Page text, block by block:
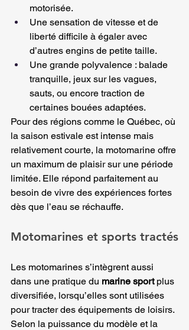
motorisée.
Une sensation de vitesse et de
liberté difficile à égaler avec
d’autres engins de petite taille.
Une grande polyvalence : balade
tranquille, jeux sur les vagues,
sauts, ou encore traction de
certaines bouées adaptées.
Pour des régions comme le Québec, où
la saison estivale est intense mais
relativement courte, la motomarine offre
un maximum de plaisir sur une période
limitée. Elle répond parfaitement au
besoin de vivre des expériences fortes
dès que l’eau se réchauffe.
Motomarines et sports tractés
Les motomarines s’intègrent aussi
dans une pratique du marine sport plus
diversifiée, lorsqu’elles sont utilisées
pour tracter des équipements de loisirs.
Selon la puissance du modèle et la